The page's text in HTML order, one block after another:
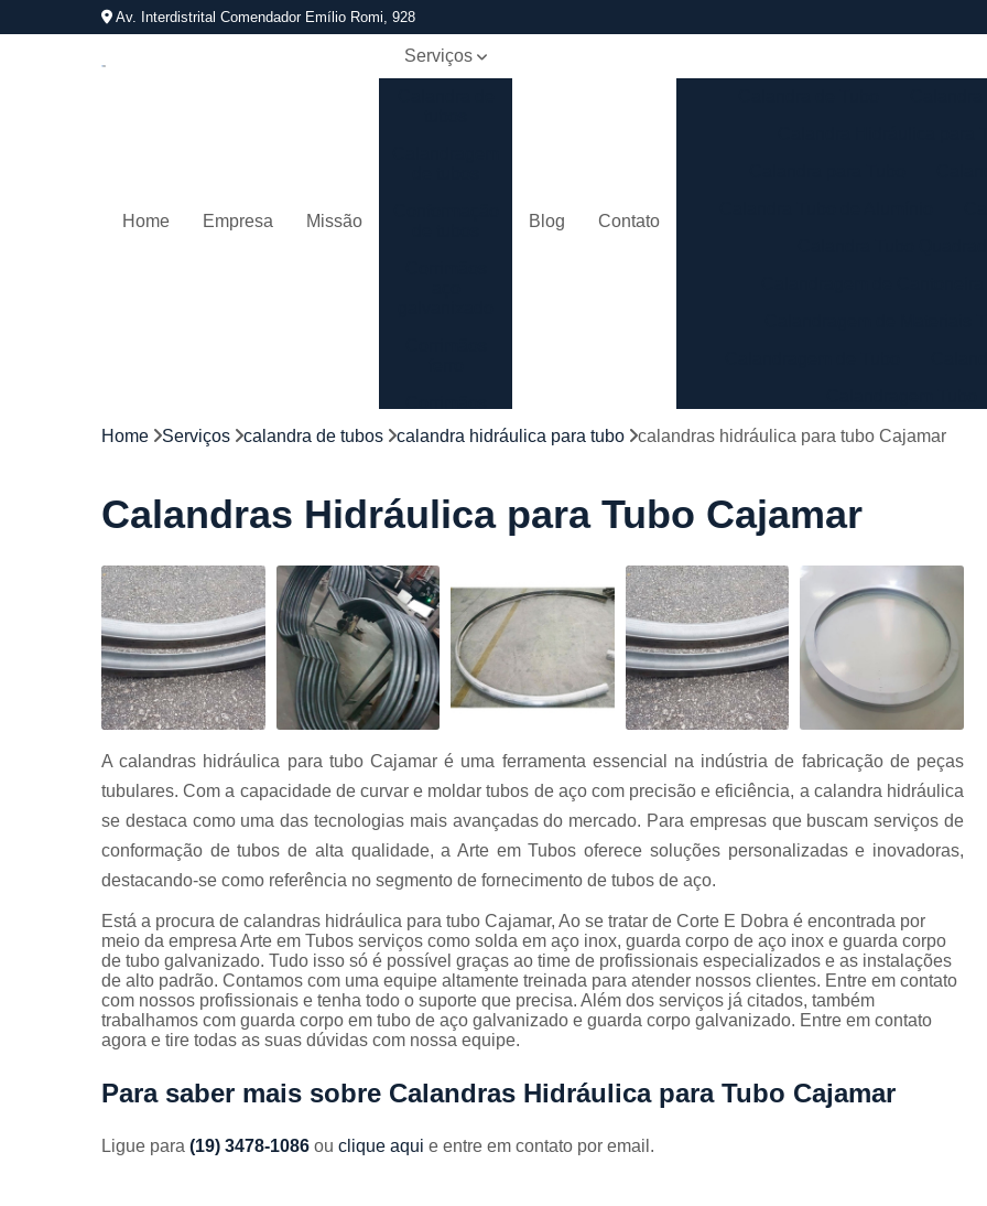
Av. Interdistrital Comendador Emílio Romi, 928
Home Empresa Missão
Serviços
Cortes a
Cortes de
chapa
Curvamento
de tubo
Dobra de
chapas
tubo
corte
Guarda
corpos
Guarda
corpos ferro
Guarda
corpos
galvanizados
corpos inox
dobra
Blog Contato
Calandragem Tubo em
Conformação com Tubo Tipo
Conformação em
Conformação para
Conformação Tubo de Metal
Corrimão Aço Tipo
Corrimão de
Corrimão de Aço Galvanizado
Corrimão em
Corrimão em Tubo de Aço
Corrimão
Corrimão de Ferro
Corrimão Escada Interna Ferro
Corrimão Ferro de Escada
Corrimão Ferro Quadrado
Home Serviços calandra de tubos calandra hidráulica para tubo calandras hidráulica para tubo Cajamar
Calandras Hidráulica para Tubo Cajamar
A calandras hidráulica para tubo Cajamar é uma ferramenta essencial na indústria de fabricação de peças
tubulares. Com a capacidade de curvar e moldar tubos de aço com precisão e eficiência, a calandra hidráulica
se destaca como uma das tecnologias mais avançadas do mercado. Para empresas que buscam serviços de
conformação de tubos de alta qualidade, a Arte em Tubos oferece soluções personalizadas e inovadoras,
destacando-se como referência no segmento de fornecimento de tubos de aço.
Está a procura de calandras hidráulica para tubo Cajamar, Ao se tratar de Corte E Dobra é encontrada por
meio da empresa Arte em Tubos serviços como solda em aço inox, guarda corpo de aço inox e guarda corpo
de tubo galvanizado. Tudo isso só é possível graças ao time de profissionais especializados e as instalações
de alto padrão. Contamos com uma equipe altamente treinada para atender nossos clientes. Entre em contato
com nossos profissionais e tenha todo o suporte que precisa. Além dos serviços já citados, também
trabalhamos com guarda corpo em tubo de aço galvanizado e guarda corpo galvanizado. Entre em contato
agora e tire todas as suas dúvidas com nossa equipe.
Para saber mais sobre Calandras Hidráulica para Tubo Cajamar
Ligue para (19) 3478-1086 ou clique aqui e entre em contato por email.